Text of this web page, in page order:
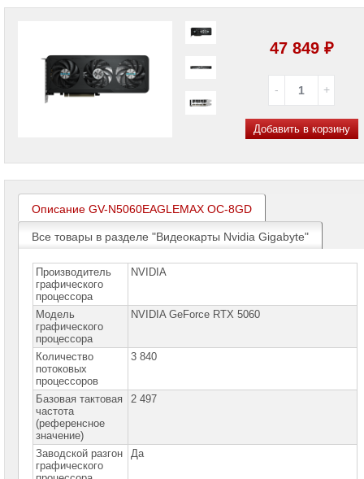
LCD
панели
Проекторы
Ноутбуки
Brand
Name
Моноблоки
Компьютеры
Brand
Name
Принтеры
плоттеры
МФУ
Серверы
Brand
Name
Пассивное
сетевое
оборудование
47 849 ₽
Добавить в корзину
Описание GV-N5060EAGLEMAX OC-8GD
Все товары в разделе "Видеокарты Nvidia Gigabyte"
Производитель
графического
процессора
NVIDIA
Модель
графического
процессора
NVIDIA GeForce RTX 5060
Количество
потоковых
процессоров
3 840
Базовая тактовая
частота
(референсное
значение)
2 497
Заводской разгон
графического
Да